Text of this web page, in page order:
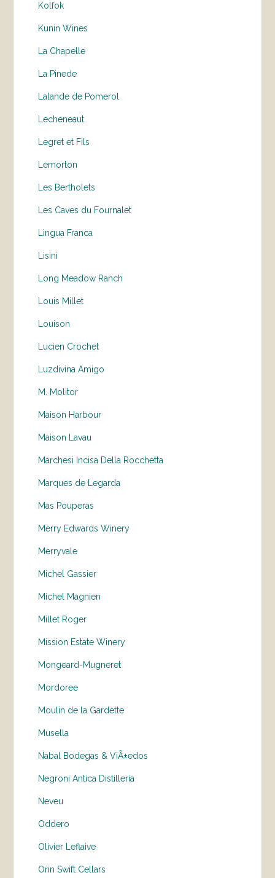
Kolfok
Kunin Wines
La Chapelle
La Pinede
Lalande de Pomerol
Lecheneaut
Legret et Fils
Lemorton
Les Bertholets
Les Caves du Fournalet
Lingua Franca
Lisini
Long Meadow Ranch
Louis Millet
Louison
Lucien Crochet
Luzdivina Amigo
M. Molitor
Maison Harbour
Maison Lavau
Marchesi Incisa Della Rocchetta
Marques de Legarda
Mas Pouperas
Merry Edwards Winery
Merryvale
Michel Gassier
Michel Magnien
Millet Roger
Mission Estate Winery
Mongeard-Mugneret
Mordoree
Moulin de la Gardette
Musella
Nabal Bodegas & ViÃ±edos
Negroni Antica Distilleria
Neveu
Oddero
Olivier Leflaive
Orin Swift Cellars